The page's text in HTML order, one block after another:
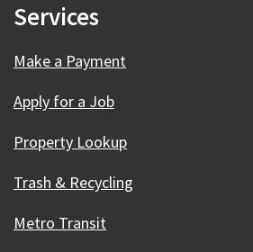
Services
Make a Payment
Apply for a Job
Property Lookup
Trash & Recycling
Metro Transit